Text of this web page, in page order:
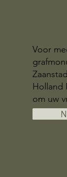
Voor
Holland
om uw